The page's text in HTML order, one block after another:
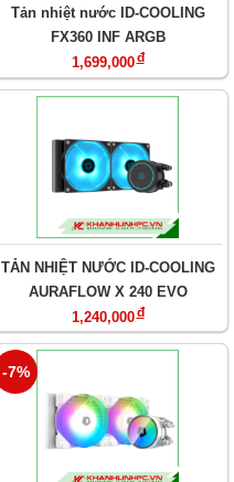
Tản nhiệt nước ID-COOLING
FX360 INF ARGB
1,699,000đ
TẢN NHIỆT NƯỚC ID-COOLING
AURAFLOW X 240 EVO
1,240,000đ
-7%